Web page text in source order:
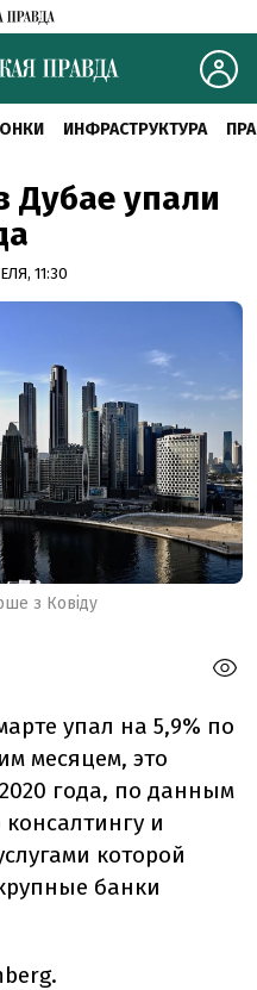
ИНФРАСТРУКТУРА
Дубае упали
11:30
з Ковіду
упал на 5,9% по
месяцем, это
года, по данным
и
которой
банки